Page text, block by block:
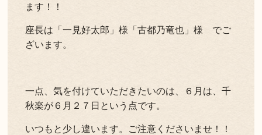
ます！！
座長は「一見好太郎」様「古都乃竜也」様 でご
ざいます。
一点、気を付けていただきたいのは、６月は、千
秋楽が６月２７日という点です。
いつもと少し違います。ご注意くださいませ！！